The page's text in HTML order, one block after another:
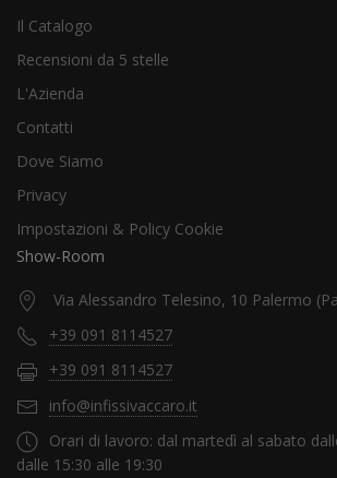
Il Catalogo
Recensioni da 5 stelle
L'Azienda
Contatti
Dove Siamo
Privacy
Impostazioni & Policy Cookie
Show-Room
Via Alessandro Telesino, 10 Palermo
+39 091 8114527
+39 091 8114527
info@infissivaccaro.it
Orari di lavoro: dal martedì al sabato
dalle 15:30 alle 19:30